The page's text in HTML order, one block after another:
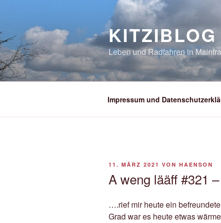
springen
KITZIBLOG
Leben und Radfahren in
Impressum und
VERÖFFENTLICHT
11. MÄRZ 2021 VON HAENSON
A weng lääff #321
….rief mir heute ein
Grad war es heute etwas